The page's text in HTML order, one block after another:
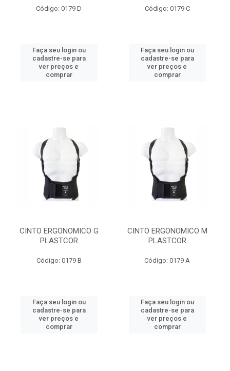
Código: 0179 D
Faça seu login ou
cadastre-se para
ver preços e
comprar
Código: 0179 C
Faça seu login ou
cadastre-se para
ver preços e
comprar
CINTO ERGONOMICO G
PLASTCOR
Código: 0179 B
Faça seu login ou
cadastre-se para
ver preços e
comprar
CINTO ERGONOMICO M
PLASTCOR
Código: 0179 A
Faça seu login ou
cadastre-se para
ver preços e
comprar